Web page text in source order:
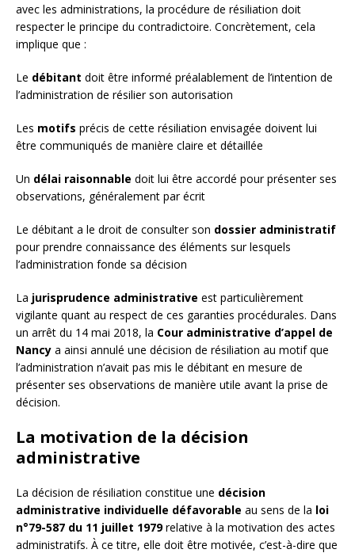
avec les administrations, la procédure de résiliation doit
respecter le principe du contradictoire. Concrètement, cela
implique que :
Le débitant doit être informé préalablement de l’intention de
l’administration de résilier son autorisation
Les motifs précis de cette résiliation envisagée doivent lui
être communiqués de manière claire et détaillée
Un délai raisonnable doit lui être accordé pour présenter ses
observations, généralement par écrit
Le débitant a le droit de consulter son dossier administratif
pour prendre connaissance des éléments sur lesquels
l’administration fonde sa décision
La jurisprudence administrative est particulièrement
vigilante quant au respect de ces garanties procédurales. Dans
un arrêt du 14 mai 2018, la Cour administrative d’appel de
Nancy a ainsi annulé une décision de résiliation au motif que
l’administration n’avait pas mis le débitant en mesure de
présenter ses observations de manière utile avant la prise de
décision.
La motivation de la décision
administrative
La décision de résiliation constitue une décision
administrative individuelle défavorable au sens de la loi
n°79-587 du 11 juillet 1979relative à la motivation des actes
administratifs. À ce titre, elle doit être motivée, c’est-à-dire que